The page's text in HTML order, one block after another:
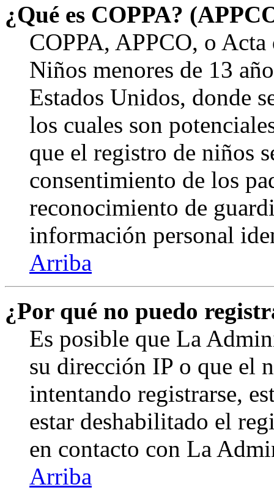
¿Qué es COPPA?
COPPA, APPCO, o
Niños menores de 13
Estados Unidos, donde
los cuales son
que el registro de niños
consentimiento de los
reconocimiento de
información personal
Arriba
¿Por qué no puedo
Es posible que La
su dirección IP o que el
intentando registrarse,
estar deshabilitado el
en contacto con La
Arriba